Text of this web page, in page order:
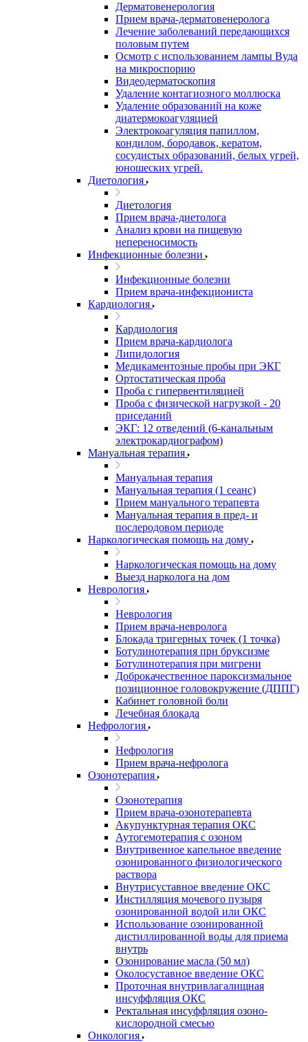
Дерматовенерология
Прием врача-дерматовенеролога
Лечение заболеваний передающихся
половым путем
Осмотр с использованием лампы Вуда
на микроспорию
Видеодерматоскопия
Удаление контагиозного моллюска
Удаление образований на коже
диатермокоагуляцией
Электрокоагуляция папиллом,
кондилом, бородавок, кератом,
сосудистых образований, белых угрей,
юношеских угрей.
Диетология
Диетология
Прием врача-диетолога
Анализ крови на пищевую
непереносимость
Инфекционные болезни
Инфекционные болезни
Прием врача-инфекциониста
Кардиология
Кардиология
Прием врача-кардиолога
Липидология
Медикаментозные пробы при ЭКГ
Ортостатическая проба
Проба с гипервентиляцией
Проба с физической нагрузкой - 20
приседаний
ЭКГ: 12 отведений (6-канальным
электрокардиографом)
Мануальная терапия
Мануальная терапия
Мануальная терапия (1 сеанс)
Прием мануального терапевта
Мануальная терапия в пред- и
послеродовом периоде
Наркологическая помощь на дому
Наркологическая помощь на дому
Выезд нарколога на дом
Неврология
Неврология
Прием врача-невролога
Блокада тригерных точек (1 точка)
Ботулинотерапия при бруксизме
Ботулинотерапия при мигрени
Доброкачественное пароксизмальное
позиционное головокружение (ДППГ)
Кабинет головной боли
Лечебная блокада
Нефрология
Нефрология
Прием врача-нефролога
Озонотерапия
Озонотерапия
Прием врача-озонотерапевта
Акупунктурная терапия ОКС
Аутогемотерапия с озоном
Внутривенное капельное введение
озонированного физиологического
раствора
Внутрисуставное введение ОКС
Инстилляция мочевого пузыря
озонированной водой или ОКС
Использование озонированной
дистиллированной воды для приема
внутрь
Озонирование масла (50 мл)
Околосуставное введение ОКС
Проточная внутривлагалищная
инсуффляция ОКС
Ректальная инсуффляция озоно-
кислородной смесью
Онкология